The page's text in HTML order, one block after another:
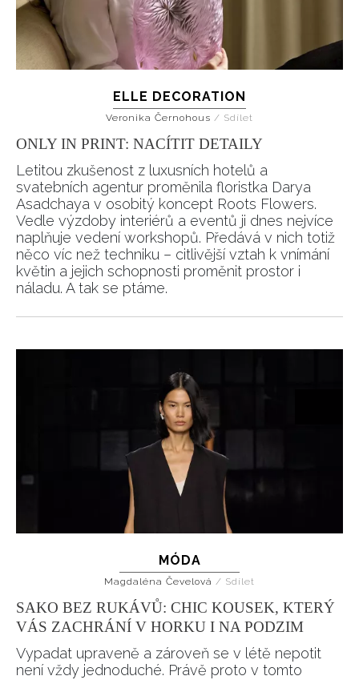
ELLE DECORATION
Veronika Černohous / Sdílet
ONLY IN PRINT: NACÍTIT DETAILY
Letitou zkušenost z luxusních hotelů a
svatebních agentur proměnila floristka Darya
Asadchaya v osobitý koncept Roots Flowers.
Vedle výzdoby interiérů a eventů ji dnes nejvíce
naplňuje vedení workshopů. Předává v nich totiž
něco víc než techniku – citlivější vztah k vnímání
květin a jejich schopnosti proměnit prostor i
náladu. A tak se ptáme.
MÓDA
Magdaléna Čevelová / Sdílet
SAKO BEZ RUKÁVŮ: CHIC KOUSEK, KTERÝ
VÁS ZACHRÁNÍ V HORKU I NA PODZIM
Vypadat upraveně a zároveň se v létě nepotit
není vždy jednoduché. Právě proto v tomto